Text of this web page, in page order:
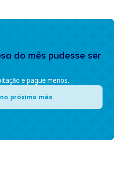
do mês pudesse ser
e pague menos.
próximo mês